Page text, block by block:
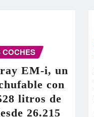
COCHES
EM-i, un
con
litros de
26.215